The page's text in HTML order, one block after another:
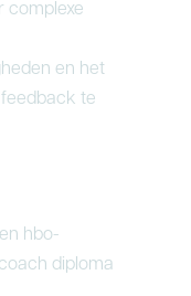
complexe
en het
te
hbo-
diploma